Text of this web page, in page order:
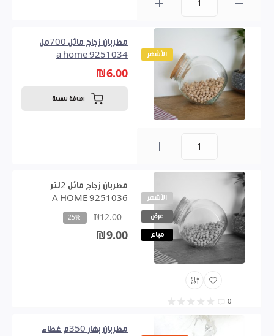
الأشهر
مطربان زجاج مائل 700مل
9251034 a home
₪6.00
اضافة للسلة
الأشهر
عرض
مباع
0
مطربان زجاج مائل 2لتر
9251036 A HOME
₪12.00
-25%
₪9.00
مطربان بهار 350م غطاء